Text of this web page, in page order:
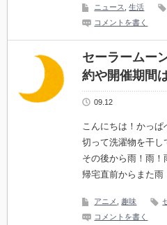
ニュース ,生活
コメントを書く
セーラームー
約や開催期間
09.12
こんにちは！かっぱ
切って洗濯物を干し
その後から雨！雨！
帰宅直前からまた
アニメ ,趣味
コメントを書く